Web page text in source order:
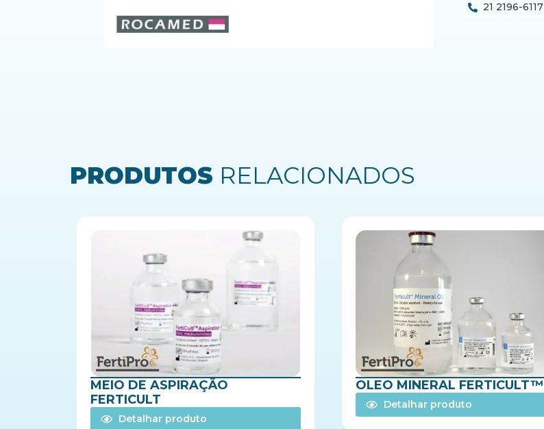
21 2196-6117
PRODUTOS RELACIONADOS
MEIO DE ASPIRAÇÃO
FERTICULT
Detalhar produto
OLEO MINERAL FERTICULT™
Detalhar produto